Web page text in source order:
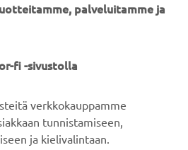
että henkilötietosi pysyvät
luovuttamisen tai
organisatorisia toimenpiteitä,
kuuluvat esimerkiksi
varmuuskopiointi,
ja valvonta ja
palveluitamme ja
fi -sivustolla
verkkokauppamme
tunnistamiseen,
ja kielivalintaan.